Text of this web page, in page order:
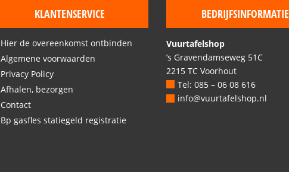
KLANTENSERVICE
Hier de overeenkomst ontbinden
Algemene voorwaarden
Privacy Policy
Afhalen, bezorgen
Contact
Bp gasfles statiegeld registratie
BEDRIJFSINFORMATIE
Vuurtafelshop
’s Gravendamseweg 51C
2215 TC Voorhout
Tel: 085 – 06 08 616
info@vuurtafelshop.nl